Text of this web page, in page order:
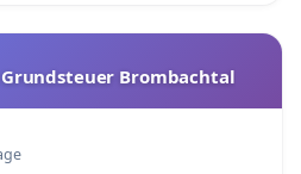
Brombachtal